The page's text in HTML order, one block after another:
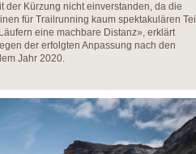
der Kürzung nicht einverstanden, da die
für Trailrunning kaum spektakulären Teil
eine machbare Distanz», erklärt
der erfolgten Anpassung nach den
Jahr 2020.